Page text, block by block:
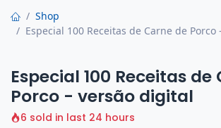
Shop
Especial 100 Receitas de Carne de
Especial 100 Receitas de
Porco - versão digital
6 sold in last 24 hours